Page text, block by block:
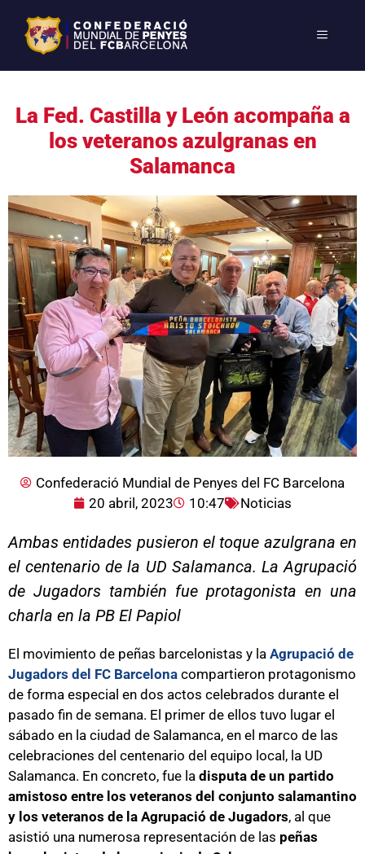
La Fed. Castilla y León acompaña a
los veteranos azulgranas en
Salamanca
Confederació Mundial de Penyes del FC Barcelona
20 abril, 2023
10:47 Noticias
Ambas entidades pusieron el toque azulgrana en
el centenario de la UD Salamanca. La Agrupació
de Jugadors también fue protagonista en una
charla en la PB El Papiol
El movimiento de peñas barcelonistas y la Agrupació de
Jugadors del FC Barcelona compartieron protagonismo
de forma especial en dos actos celebrados durante el
pasado fin de semana. El primer de ellos tuvo lugar el
sábado en la ciudad de Salamanca, en el marco de las
celebraciones del centenario del equipo local, la UD
Salamanca. En concreto, fue la disputa de un partido
amistoso entre los veteranos del conjunto salamantino
y los veteranos de la Agrupació de Jugadors, al que
asistió una numerosa representación de las peñas